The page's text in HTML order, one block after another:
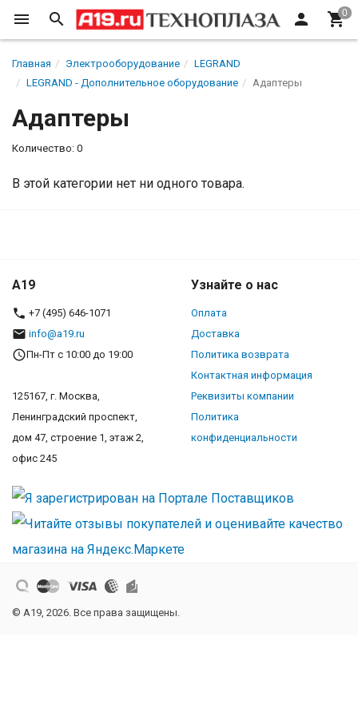
Главная Электрооборудование
LEGRAND
LEGRAND - Дополнительное оборудование
Адаптеры
Адаптеры
Количество: 0
В этой категории нет ни одного товара.
A19
+7 (495) 646-1071
info@a19.ru
Пн-Пт с 10:00 до 19:00
125167, г. Москва,
Ленинградский проспект,
дом 47, строение 1, этаж 2,
офис 245
Узнайте о нас
Оплата
Доставка
Политика возврата
Контактная информация
Реквизиты компании
Политика
конфиденциальности
© A19, 2026. Все права защищены.